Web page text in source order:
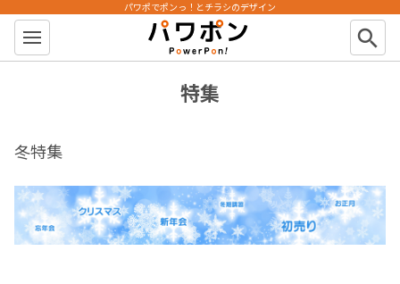
パワポン
パワポでポンっ！とチラシのデザイン
search
特集
冬特集